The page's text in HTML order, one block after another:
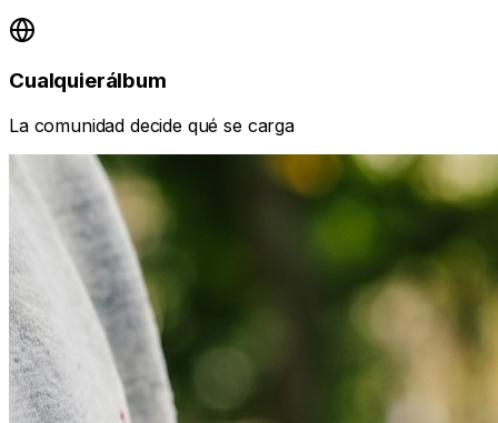
Cualquierálbum
La comunidad decide qué se carga